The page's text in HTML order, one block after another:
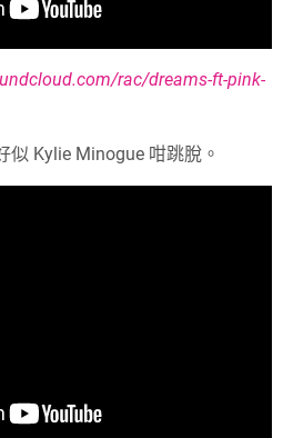
rac/dreams-ft-pink-
似 Kylie Minogue 咁跳脫。